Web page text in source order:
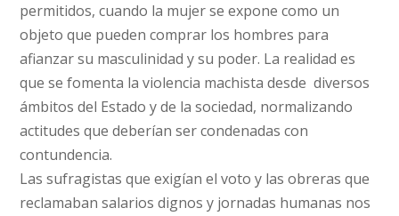
permitidos, cuando la mujer se expone como un
objeto que pueden comprar los hombres para
afianzar su masculinidad y su poder. La realidad es
que se fomenta la violencia machista desde diversos
ámbitos del Estado y de la sociedad, normalizando
actitudes que deberían ser condenadas con
contundencia.
Las sufragistas que exigían el voto y las obreras que
reclamaban salarios dignos y jornadas humanas nos